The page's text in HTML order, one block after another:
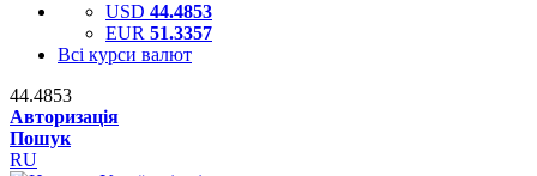
USD 44.4853
EUR 51.3357
Всі курси валют
44.4853
Авторизація
Пошук
RU